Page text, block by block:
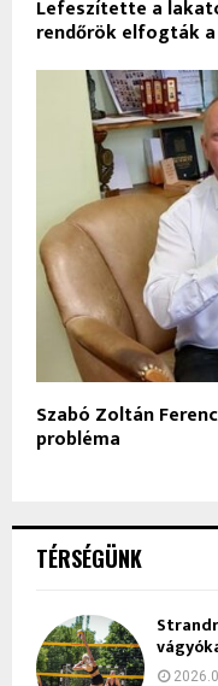
Lefeszítette a
rendőrök elfogták
Szabó Zoltán
probléma
TÉRSÉGÜNK